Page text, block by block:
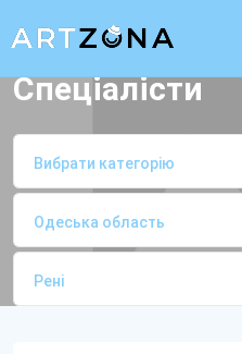
Спеціалісти
Вибрати категорію
Одеська область
Рені